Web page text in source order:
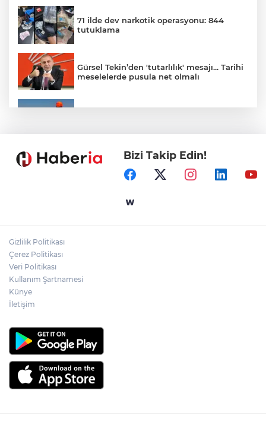
71 ilde dev narkotik operasyonu: 844
tutuklama
Gürsel Tekin’den 'tutarlılık' mesajı... Tarihi
meselelerde pusula net olmalı
Samsun’da Alaçam'a yeni yaşam alanı
Yapay zekada onlarca uygulamanın
Bizi Takip Edin!
Gizlilik Politikası
Çerez Politikası
Veri Politikası
Kullanım Şartnamesi
Künye
İletişim